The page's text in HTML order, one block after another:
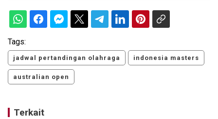
Tags:
jadwal pertandingan olahraga indonesia masters
australian open
Terkait